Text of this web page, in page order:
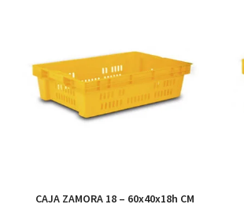
CAJA ZAMORA 18 – 60x40x18h CM